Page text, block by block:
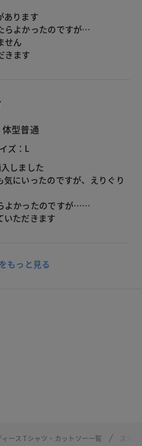
あります
らよかったのですが…
せん
きます
体型普通
ズ：L
しました
にいったのですが、えりぐり
よかったのですが……
いただきます
もっと見る
ィース Tシャツ・カットソー一覧 スカ